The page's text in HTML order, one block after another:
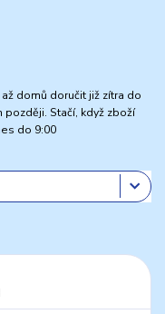
domů doručit již zítra do
Stačí, když zboží
do 9:00